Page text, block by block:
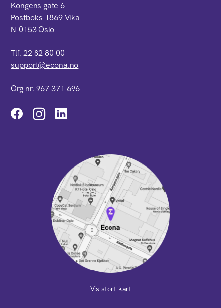
Kongens gate 6
Postboks 1869 Vika
N-0153 Oslo
Tlf. 22 82 80 00
support@econa.no
Org nr. 967 371 696
Instagram
Vis stort kart